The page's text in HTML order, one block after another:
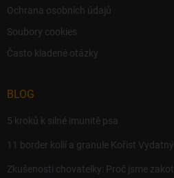
Ochrana osobních údajů
Soubory cookies
Často kladené otázky
BLOG
5 kroků k silné imunitě psa
11 border kolií a granule Kořist
Zkušenosti chovatelky: Proč jsme